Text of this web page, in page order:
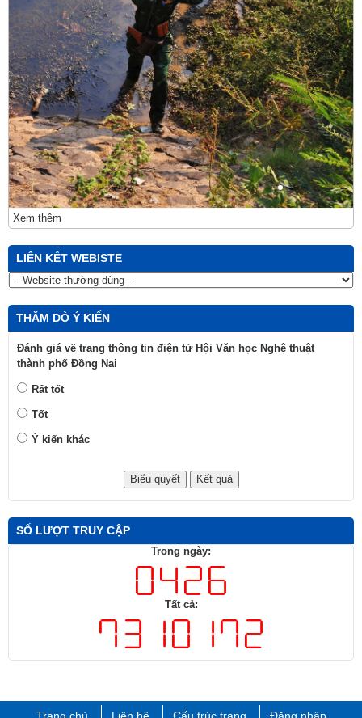
THĂM DÒ Ý KIẾN
Đánh giá về trang thông tin điện tử Hội Văn học Nghệ thuật
thành phố Đồng Nai
Rất tốt
Tốt
Ý kiến khác
SỐ LƯỢT TRUY CẬP
Tất cả:
Trang chủ
Nai
Văn học Nghệ thuật thành phố Đồng Nai.
Trưởng Ban biên tập: Phạm Văn Hoàng - Phó Chủ tịch Thường trực
Hội Văn học Nghệ thuật thành phố ​Đồng Nai.